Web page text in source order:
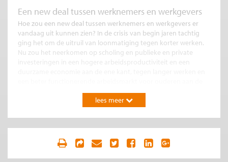
Een new deal tussen werknemers en werkgevers
Hoe zou een new deal tussen werknemers en werkgevers er
vandaag uit kunnen zien? In de crisis van begin jaren tachtig
ging het om de uitruil van loonmatiging tegen korter werken.
Nu zou het neerkomen op scholing en publieke en private
andere kant. Want waren de pensioenen al kostbaar door de
stijgende levensverwachting; de crisis maakt ze nog duurder.
mensen met plezier tot op hogere leeftijd kunnen doorwerken.
Een jaar langer doorwerken levert gemiddeld een 8 procent
hoger pensioen op. Daarom moeten mensen die dat willen na
hun 65ste gewoon kunnen blijven doorwerken zonder dat ze
op hun 65ste vanwege hun leeftijd worden ontslagen.
lees meer